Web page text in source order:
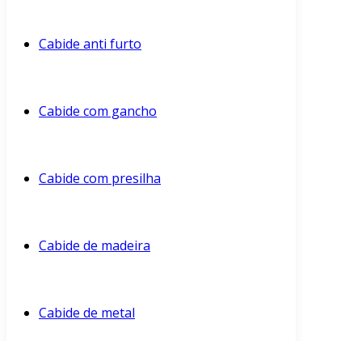
Cabide anti furto
Cabide com gancho
Cabide com presilha
Cabide de madeira
Cabide de metal